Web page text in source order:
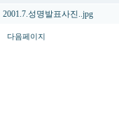
2001.7.성명발표사진..jpg
다음페이지